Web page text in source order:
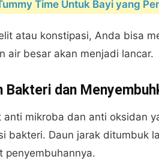
Time Untuk Bayi yang
atau konstipasi, Anda bisa
air besar akan menjadi lancar.
Bakteri dan
anti mikroba dan anti oksidan
bakteri. Daun jarak ditumbuk
penyembuhannya.